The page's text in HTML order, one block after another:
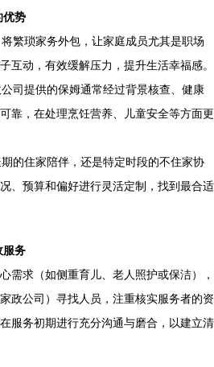
优势
将繁琐家务外包，让家庭成员尤其是职场
互动，有效缓解压力，提升生活幸福感。
司提供的保姆通常经过背景核查、健康
靠，在处理烹饪营养、儿童安全等方面更
期的住家陪伴，还是特定时段的不住家协
、预算和偏好进行灵活定制，找到最合适
服务
需求（如侧重育儿、老人照护或保洁），
政公司）寻找人员，注重核实服务者的资
服务初期进行充分沟通与磨合，以建立清